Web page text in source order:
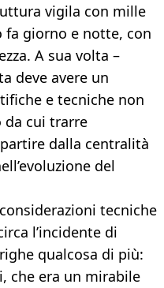
vigila con mille
fa giorno e notte, con
A sua volta –
deve avere un
e tecniche non
da cui trarre
dalla centralità
del
tecniche
l’incidente di
qualcosa di più:
che era un mirabile